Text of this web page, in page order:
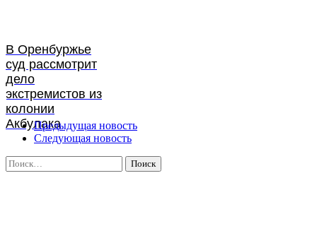
В Оренбуржье
суд рассмотрит
дело
экстремистов из
колонии
АкбулакаПредыдущая новость
Следующая новость
Найти: